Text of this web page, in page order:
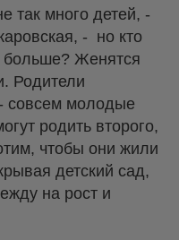
так много детей, -
- но кто
больше? Женятся
Родители
совсем молодые
родить второго,
чтобы они жили
детский сад,
на рост и